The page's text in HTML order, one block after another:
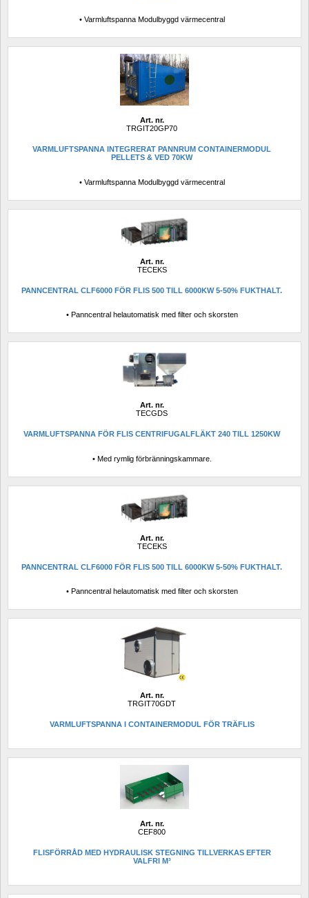
• Varmluftspanna Modulbyggd värmecentral
Art. nr.
TRGIT20GP70
VARMLUFTSPANNA INTEGRERAT PANNRUM CONTAINERMODUL
PELLETS & VED 70KW
• Varmluftspanna Modulbyggd värmecentral
Art. nr.
TECEKS
PANNCENTRAL CLF6000 FÖR FLIS 500 TILL 6000KW 5-50% FUKTHALT.
• Panncentral helautomatisk med filter och skorsten
Art. nr.
TECGDS
VARMLUFTSPANNA FÖR FLIS CENTRIFUGALFLÄKT 240 TILL 1250KW
• Med rymlig förbränningskammare.
Art. nr.
TECEKS
PANNCENTRAL CLF6000 FÖR FLIS 500 TILL 6000KW 5-50% FUKTHALT.
• Panncentral helautomatisk med filter och skorsten
Art. nr.
TRGIT70GDT
VARMLUFTSPANNA I CONTAINERMODUL FÖR TRÄFLIS
Art. nr.
CEF800
FLISFÖRRÅD MED HYDRAULISK STEGNING TILLVERKAS EFTER
VALFRI M³